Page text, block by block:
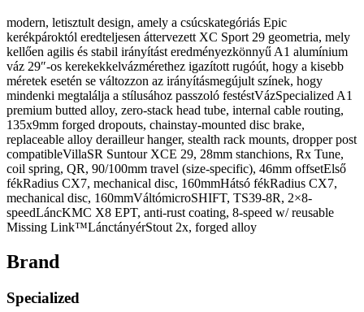
modern, letisztult design, amely a csúcskategóriás Epic
kerékpároktól eredteljesen áttervezett XC Sport 29 geometria, mely
kellően agilis és stabil irányítást eredményezkönnyű A1 alumínium
váz 29″-os kerekekkelvázmérethez igazított rugóút, hogy a kisebb
méretek esetén se változzon az irányításmegújult színek, hogy
mindenki megtalálja a stílusához passzoló festéstVázSpecialized A1
premium butted alloy, zero-stack head tube, internal cable routing,
135x9mm forged dropouts, chainstay-mounted disc brake,
replaceable alloy derailleur hanger, stealth rack mounts, dropper post
compatibleVillaSR Suntour XCE 29, 28mm stanchions, Rx Tune,
coil spring, QR, 90/100mm travel (size-specific), 46mm offsetElső
fékRadius CX7, mechanical disc, 160mmHátsó fékRadius CX7,
mechanical disc, 160mmVáltómicroSHIFT, TS39-8R, 2×8-
speedLáncKMC X8 EPT, anti-rust coating, 8-speed w/ reusable
Missing Link™LánctányérStout 2x, forged alloy
Brand
Specialized